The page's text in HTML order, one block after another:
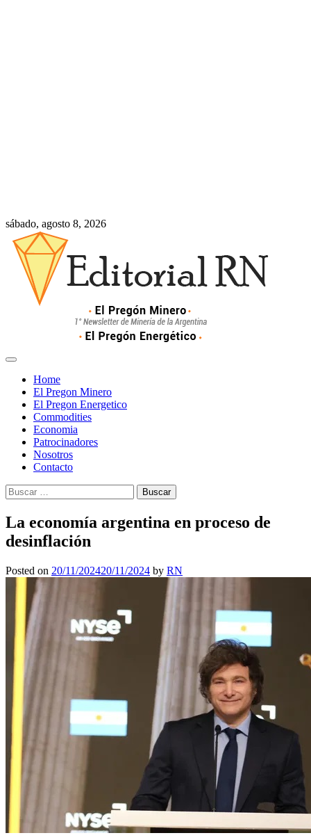
sábado, agosto 8, 2026
Home
El Pregon Minero
El Pregon Energetico
Commodities
Economia
Patrocinadores
Nosotros
Contacto
Buscar:
La economía argentina en proceso de
desinflación
Posted on 20/11/202420/11/2024 by RN